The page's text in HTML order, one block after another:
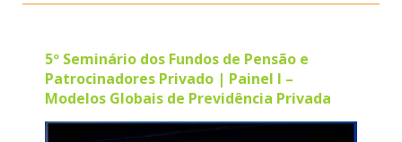
5º Seminário dos Fundos de Pensão e
Patrocinadores Privado | Painel I –
Modelos Globais de Previdência Privada